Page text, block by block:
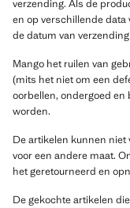
verzending. Als de
en op verschillende
de datum van
Mango het ruilen van
(mits het niet om een
oorbellen, ondergoed en
worden.
De artikelen kunnen niet
voor een andere maat.
het geretourneerd en
De gekochte artikelen